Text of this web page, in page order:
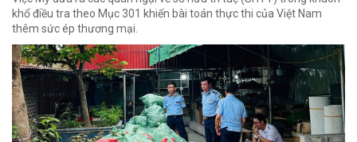
khổ điều tra theo Mục 301 khiến bài toán thực thi của Việt Nam
thêm sức ép thương mại.